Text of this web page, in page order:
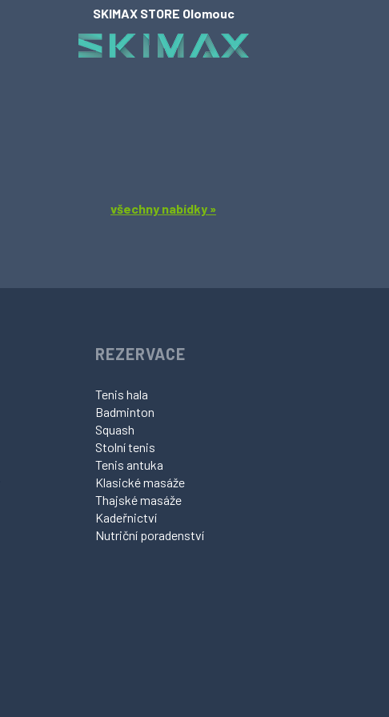
SKIMAX STORE Olomouc
všechny nabídky »
REZERVACE
Tenis hala
Badminton
Squash
Stolní tenis
Tenis antuka
Klasické masáže
Thajské masáže
Kadeřnictví
Nutriční poradenství